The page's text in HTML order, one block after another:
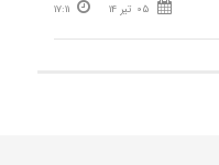
05 تیر 14 17:11